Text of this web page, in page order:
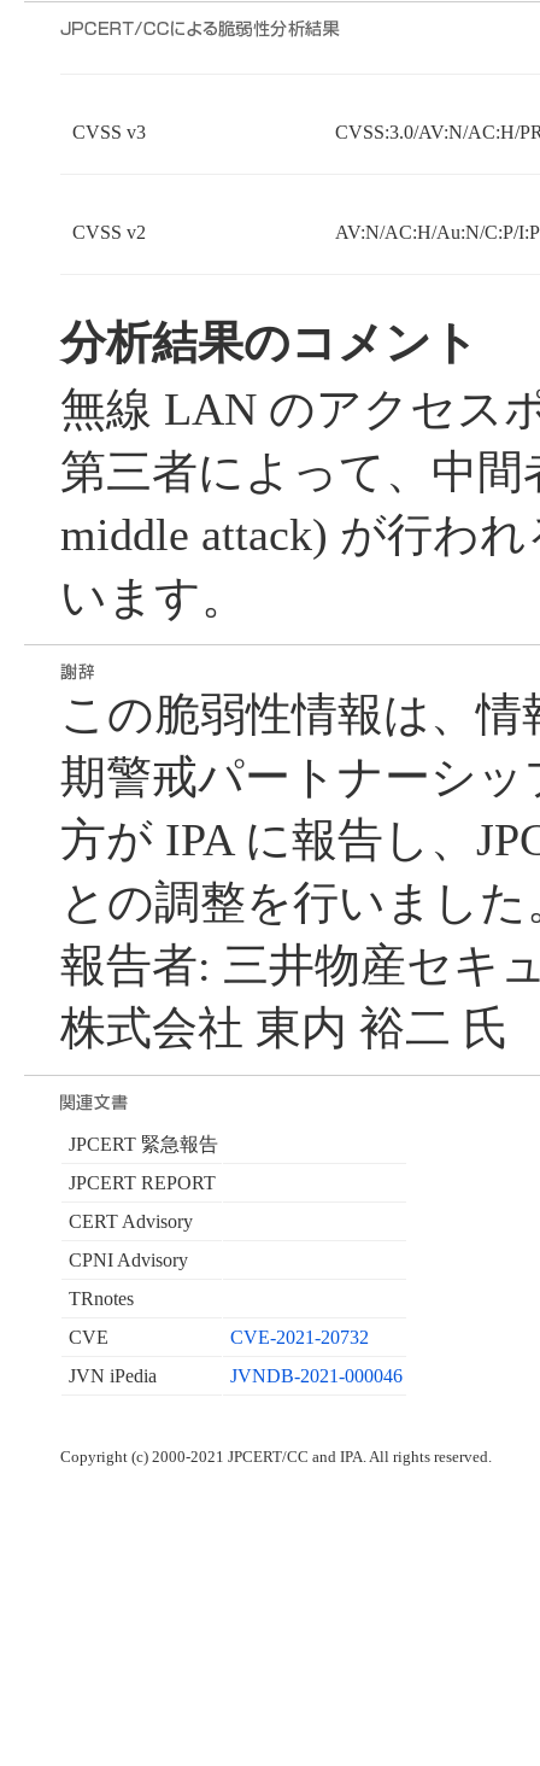
CVSS v3 CVSS:3.0/AV:N/AC:H/
CVSS v2 AV:N/AC:H/Au:N/C:P/
分析結果のコメント
無線 LAN のアクセス
第三者によって、中間
middle attack) が行わ
います。
この脆弱性情報は、
期警戒パートナーシ
方が IPA に報告し、
との調整を行いました
報告者: 三井物産セキ
株式会社 東内 裕二 氏
JPCERT 緊急報告
JPCERT REPORT
CERT Advisory
CPNI Advisory
TRnotes
CVE
CVE-2021-20732
JVN iPedia
JVNDB-2021-000046
Copyright (c) 2000-2021 JPCERT/CC and IPA. All rights reserved.